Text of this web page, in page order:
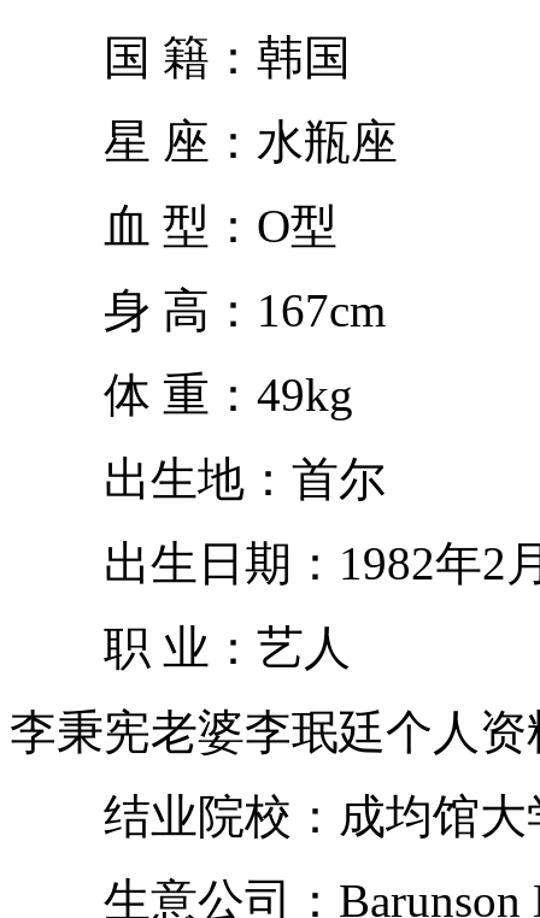
国 籍：韩国
星 座：水瓶座
血 型：O型
身 高：167cm
体 重：49kg
出生地：首尔
出生日期：1982年2
职 业：艺人
李秉宪老婆李珉廷个人资
结业院校：成均馆大
生意公司：Barunson